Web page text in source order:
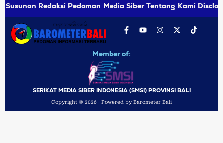
Susunan Redaksi Pedoman Media Siber Tentang Kami
Member of:
SERIKAT MEDIA SIBER INDONESIA (SMSI) PROVINSI BALI
Copyright © 2026 | Powered by Barometer Bali